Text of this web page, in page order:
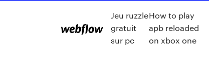
Jeu ruzzle
gratuit
sur pc
How to play
apb reloaded
on xbox one